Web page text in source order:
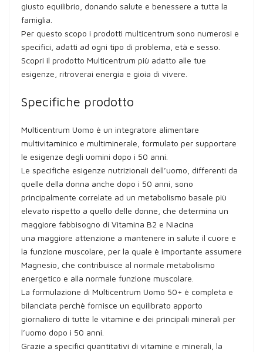
giusto equilibrio, donando salute e benessere a tutta la
famiglia.
Per questo scopo i prodotti multicentrum sono numerosi e
specifici, adatti ad ogni tipo di problema, età e sesso.
Scopri il prodotto Multicentrum più adatto alle tue
esigenze, ritroverai energia e gioia di vivere.
Specifiche prodotto
Multicentrum Uomo è un integratore alimentare
multivitaminico e multiminerale, formulato per supportare
le esigenze degli uomini dopo i 50 anni.
Le specifiche esigenze nutrizionali dell’uomo, differenti da
quelle della donna anche dopo i 50 anni, sono
principalmente correlate ad un metabolismo basale più
elevato rispetto a quello delle donne, che determina un
maggiore fabbisogno di Vitamina B2 e Niacina
una maggiore attenzione a mantenere in salute il cuore e
la funzione muscolare, per la quale è importante assumere
Magnesio, che contribuisce al normale metabolismo
energetico e alla normale funzione muscolare.
La formulazione di Multicentrum Uomo 50+ è completa e
bilanciata perchè fornisce un equilibrato apporto
giornaliero di tutte le vitamine e dei principali minerali per
l’uomo dopo i 50 anni.
Grazie a specifici quantitativi di vitamine e minerali, la